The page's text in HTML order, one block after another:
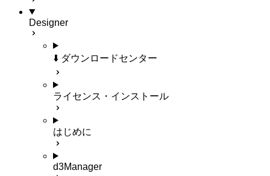
Designer
⬇️ ダウンロードセンター
ライセンス・インストール
はじめに
d3Manager